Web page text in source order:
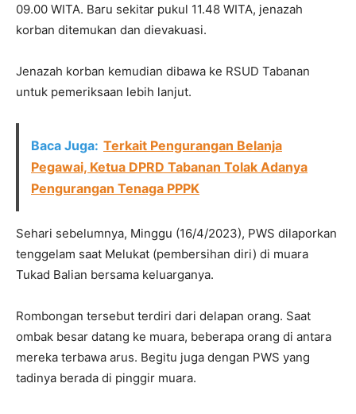
09.00 WITA. Baru sekitar pukul 11.48 WITA, jenazah
korban ditemukan dan dievakuasi.
Jenazah korban kemudian dibawa ke RSUD Tabanan
untuk pemeriksaan lebih lanjut.
Baca Juga: Terkait Pengurangan Belanja
Pegawai, Ketua DPRD Tabanan Tolak Adanya
Pengurangan Tenaga PPPK
Sehari sebelumnya, Minggu (16/4/2023), PWS dilaporkan
tenggelam saat Melukat (pembersihan diri) di muara
Tukad Balian bersama keluarganya.
Rombongan tersebut terdiri dari delapan orang. Saat
ombak besar datang ke muara, beberapa orang di antara
mereka terbawa arus. Begitu juga dengan PWS yang
tadinya berada di pinggir muara.